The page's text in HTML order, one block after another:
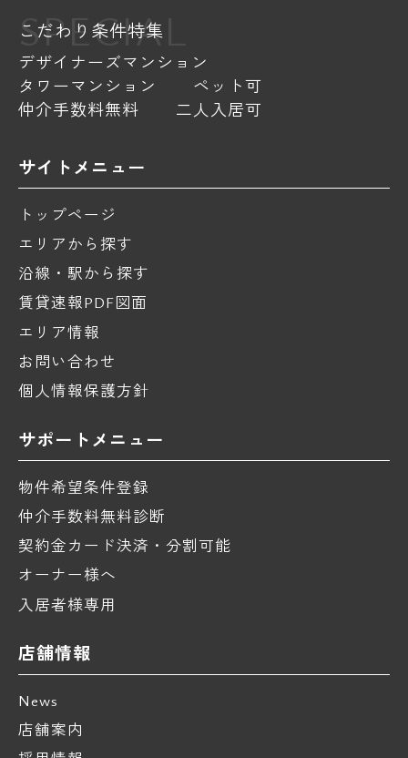
SPECIAL
こだわり条件特集
デザイナーズマンション
タワーマンション
ペット可
仲介手数料無料
二人入居可
サイトメニュー
トップページ
エリアから探す
沿線・駅から探す
賃貸速報PDF図面
エリア情報
お問い合わせ
個人情報保護方針
サポートメニュー
物件希望条件登録
仲介手数料無料診断
契約金カード決済・分割可能
オーナー様へ
入居者様専用
店舗情報
News
店舗案内